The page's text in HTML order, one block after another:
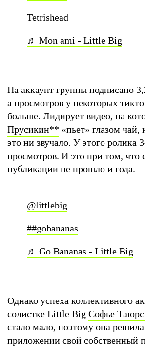
Tetrishead
♬ Mon ami - Little Big
На аккаунт группы подписано
а просмотров у некоторых
больше. Лидирует видео, на
Прусикин** «пьет» глазом чай,
это ни звучало. У этого ролика
просмотров. И это при том, что
публикации не прошло и года.
@littlebig
##gobananas
♬ Go Bananas - Little Big
Однако успеха коллективного
солистке Little Big Софье
стало мало, поэтому она решила
приложении свой собственный